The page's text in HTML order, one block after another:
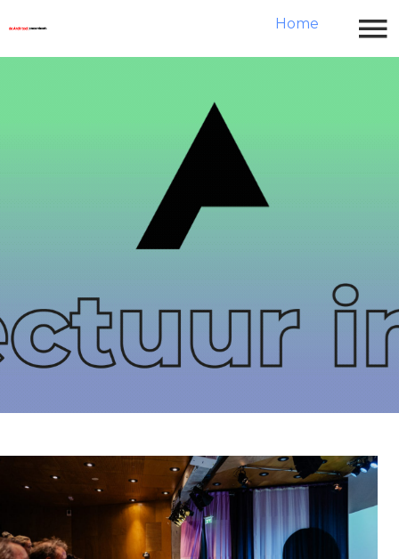
Jury
Jury Transformatie en Renovatie
Jury Niet Verhuizen maar
Verbouwen Award
Home